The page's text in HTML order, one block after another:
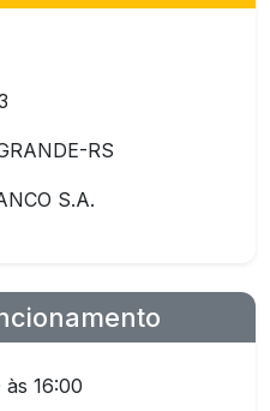
RS
S.A.
às 16:00